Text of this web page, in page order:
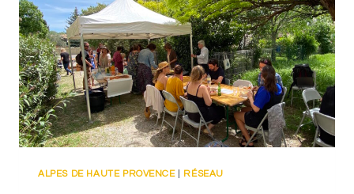
ALPES DE HAUTE PROVENCE| RÉSEAU